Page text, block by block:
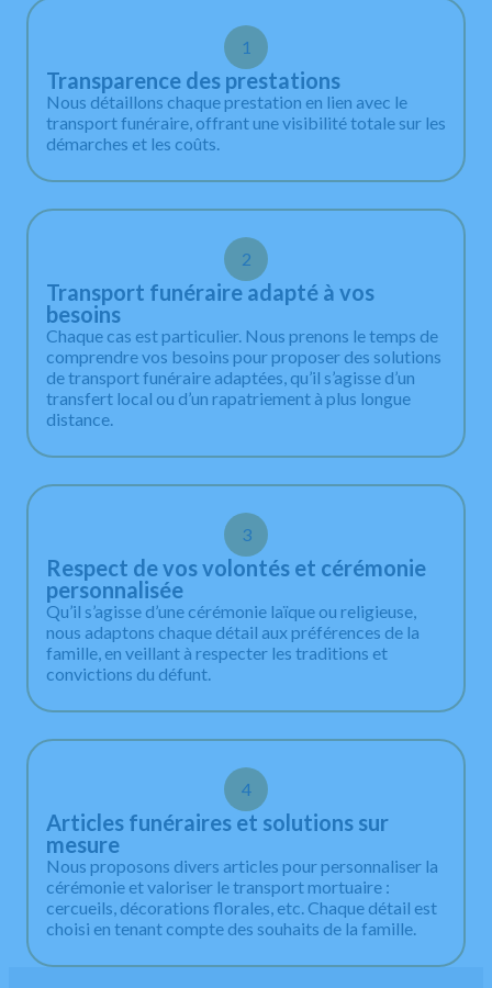
1
Transparence des prestations
Nous détaillons chaque prestation en lien avec le
transport funéraire, offrant une visibilité totale sur les
démarches et les coûts.
2
Transport funéraire adapté à vos
besoins
Chaque cas est particulier. Nous prenons le temps de
comprendre vos besoins pour proposer des solutions
de transport funéraire adaptées, qu’il s’agisse d’un
transfert local ou d’un rapatriement à plus longue
distance.
3
Respect de vos volontés et cérémonie
personnalisée
Qu’il s’agisse d’une cérémonie laïque ou religieuse,
nous adaptons chaque détail aux préférences de la
famille, en veillant à respecter les traditions et
convictions du défunt.
4
Articles funéraires et solutions sur
mesure
Nous proposons divers articles pour personnaliser la
cérémonie et valoriser le transport mortuaire :
cercueils, décorations florales, etc. Chaque détail est
choisi en tenant compte des souhaits de la famille.